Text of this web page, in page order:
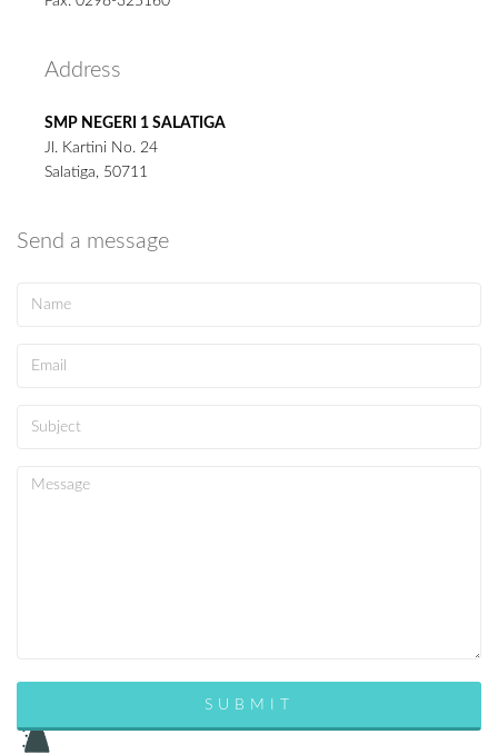
Address
SMP NEGERI 1 SALATIGA
Jl. Kartini No. 24
Salatiga, 50711
Send a message